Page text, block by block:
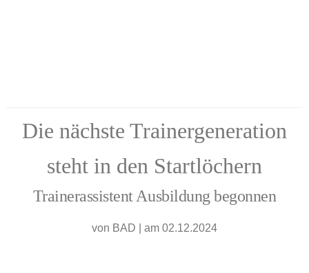
Die nächste Trainergeneration
steht in den Startlöchern
Trainerassistent Ausbildung begonnen
von BAD am 02.12.2024